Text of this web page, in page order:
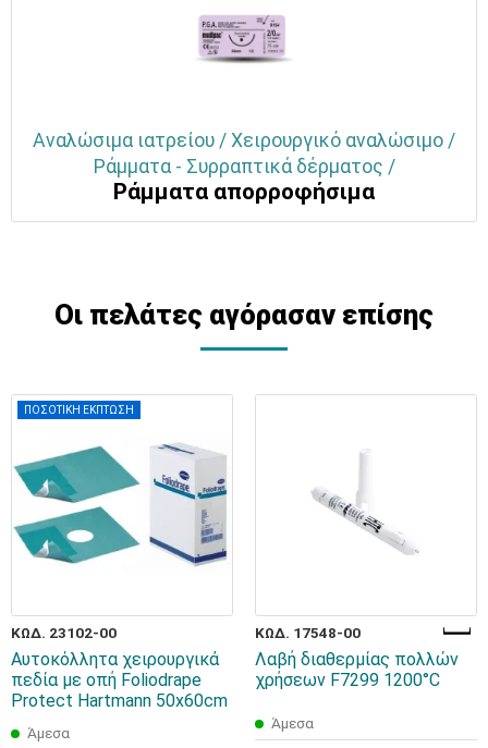
Αναλώσιμα ιατρείου / Χειρουργικό αναλώσιμο /
Ράμματα - Συρραπτικά δέρματος /
Ράμματα απορροφήσιμα
Οι πελάτες αγόρασαν επίσης
ΠΟΣΟΤΙΚΗ ΕΚΠΤΩΣΗ
ΚΩΔ. 23102-00
Αυτοκόλλητα χειρουργικά
πεδία με οπή Foliodrape
Protect Hartmann 50x60cm
Άμεσα
ΚΩΔ. 17548-00
Λαβή διαθερμίας πολλών
χρήσεων F7299 1200°C
Άμεσα